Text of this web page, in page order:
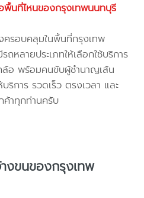
พื้นที่ไหนของกรุงเทพนนทบุรี
ครอบคลุมในพื้นที่กรุงเทพ
หลายประเภทให้เลือกใช้บริการ
อ พร้อมคนขับผู้ชำนาญเส้น
การ รวดเร็ว ตรงเวลา และ
ค้าทุกท่านครับ
งขนของกรุงเทพ